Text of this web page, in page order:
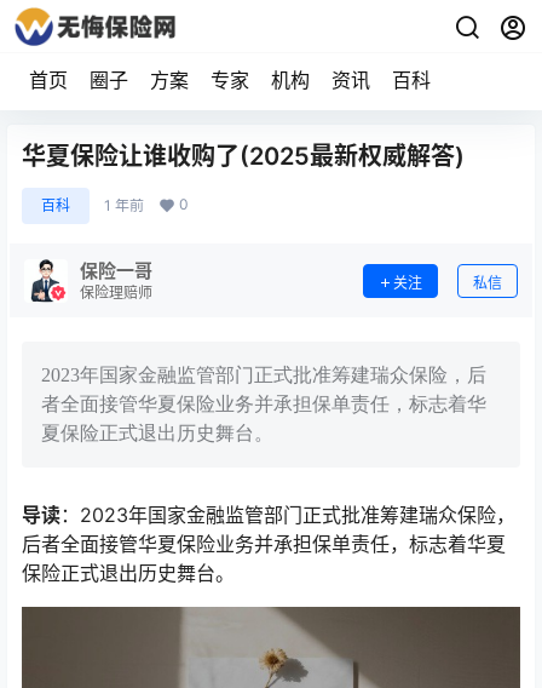
首页 圈子 方案 专家 机构 资讯 百科
华夏保险让谁收购了(2025最新权威解答)
百科 1 年前 0
保险一哥
保险理赔师
关注 私信
2023年国家金融监管部门正式批准筹建瑞众保险，后
者全面接管华夏保险业务并承担保单责任，标志着华
夏保险正式退出历史舞台。
导读：2023年国家金融监管部门正式批准筹建瑞众保险，
后者全面接管华夏保险业务并承担保单责任，标志着华夏
保险正式退出历史舞台。